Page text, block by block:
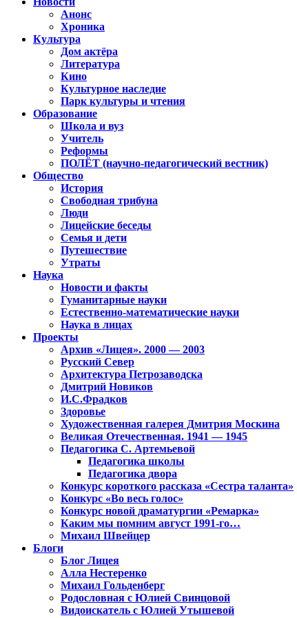
Анонс
Хроника
Культура
Дом актёра
Литература
Кино
Культурное наследие
Парк культуры и чтения
Образование
Школа и вуз
Учитель
Реформы
ПОЛЁТ (научно-педагогический вестник)
Общество
История
Свободная трибуна
Люди
Лицейские беседы
Семья и дети
Путешествие
Утраты
Наука
Новости и факты
Гуманитарные науки
Естественно-математические науки
Наука в лицах
Проекты
Архив «Лицея». 2000 — 2003
Русский Север
Архитектура Петрозаводска
Дмитрий Новиков
И.С.Фрадков
Здоровье
Художественная галерея Дмитрия Москина
Великая Отечественная. 1941 — 1945
Педагогика С. Артемьевой
Педагогика школы
Педагогика двора
Конкурс короткого рассказа «Сестра таланта»
Конкурс «Во весь голос»
Конкурс новой драматургии «Ремарка»
Каким мы помним август 1991-го…
Михаил Швейцер
Блоги
Блог Лицея
Алла Нестеренко
Михаил Гольденберг
Родословная с Юлией Свинцовой
Видоискатель с Юлией Утышевой